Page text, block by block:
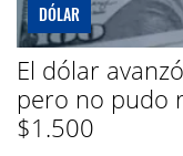
DÓLAR
El dólar
pero no pudo
$1.500